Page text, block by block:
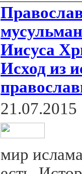
Иисуса
Исход из
21.07.2015
мир